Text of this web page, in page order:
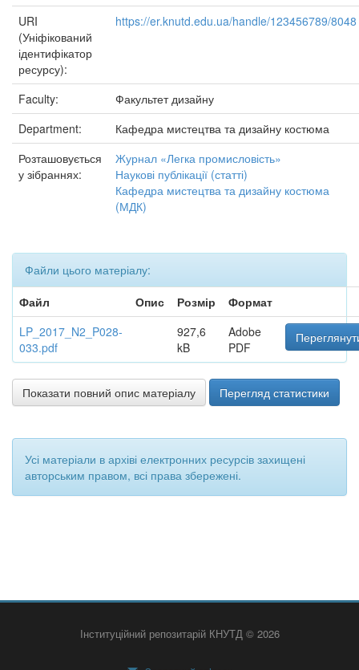
URI
(Уніфікований
ідентифікатор
ресурсу):
https://er.knutd.edu.ua/handle/123456789/8048
Faculty:
Факультет дизайну
Department:
Кафедра мистецтва та дизайну костюма
Розташовується
у зібраннях:
Журнал «Легка промисловість»
Наукові публікації (статті)
Кафедра мистецтва та дизайну костюма
(МДК)
Файли цього матеріалу:
Файл
Опис Розмір
Формат
LP_2017_N2_P028-
033.pdf
927,6
kB
Adobe
PDF
Показати повний опис матеріалу Перегляд статистики
Усі матеріали в архіві електронних ресурсів захищені
авторським правом, всі права збережені.
Інституційний репозитарій КНУТД © 2026